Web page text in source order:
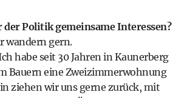
der Politik gemeinsame Interessen?
wandern gern.
habe seit 30 Jahren in Kaunerberg
Bauern eine Zweizimmerwohnung
ziehen wir uns gerne zurück, mit